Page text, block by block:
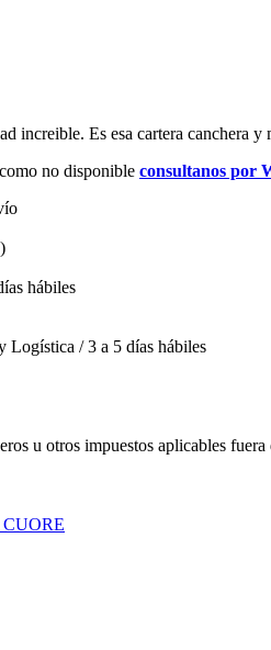
increible. Es esa cartera canchera
no disponible consultanos por
hábiles
Logística / 3 a 5 días hábiles
u otros impuestos aplicables